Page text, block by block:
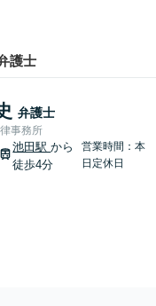
護士
弁護士
事務所
池田駅から
徒歩4分
営業時間：本
日定休日